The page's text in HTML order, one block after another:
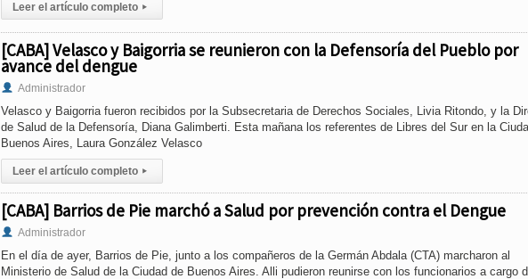
Leer el artículo completo ▸
[CABA] Velasco y Baigorria se reunieron con la Defensoría del Pueblo por
avance del dengue
Administrador
Velasco y Baigorria fueron recibidos por la Subsecretaria de Derechos Sociales, Livia Ritondo, y la
de Salud de la Defensoría, Diana Galimberti. Esta mañana los referentes de Libres del Sur en la
Buenos Aires, Laura González Velasco
Leer el artículo completo ▸
[CABA] Barrios de Pie marchó a Salud por prevención contra el Dengue
Administrador
En el día de ayer, Barrios de Pie, junto a los compañeros de la Germán Abdala (CTA) marcharon al
Ministerio de Salud de la Ciudad de Buenos Aires. Alli pudieron reunirse con los funcionarios a cargo